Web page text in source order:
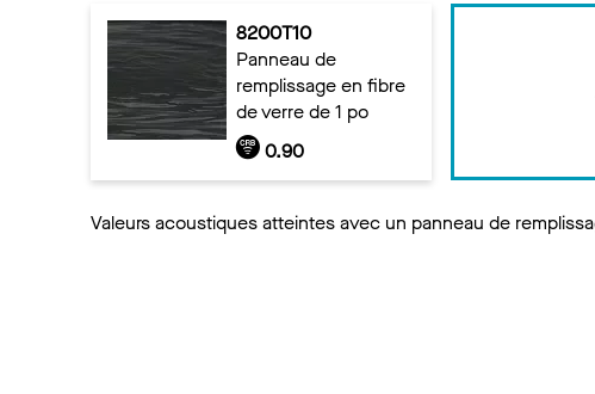
8200T10
Panneau de
remplissage en fibre
de verre de 1 po
0.90
Valeurs acoustiques atteintes avec un panneau de